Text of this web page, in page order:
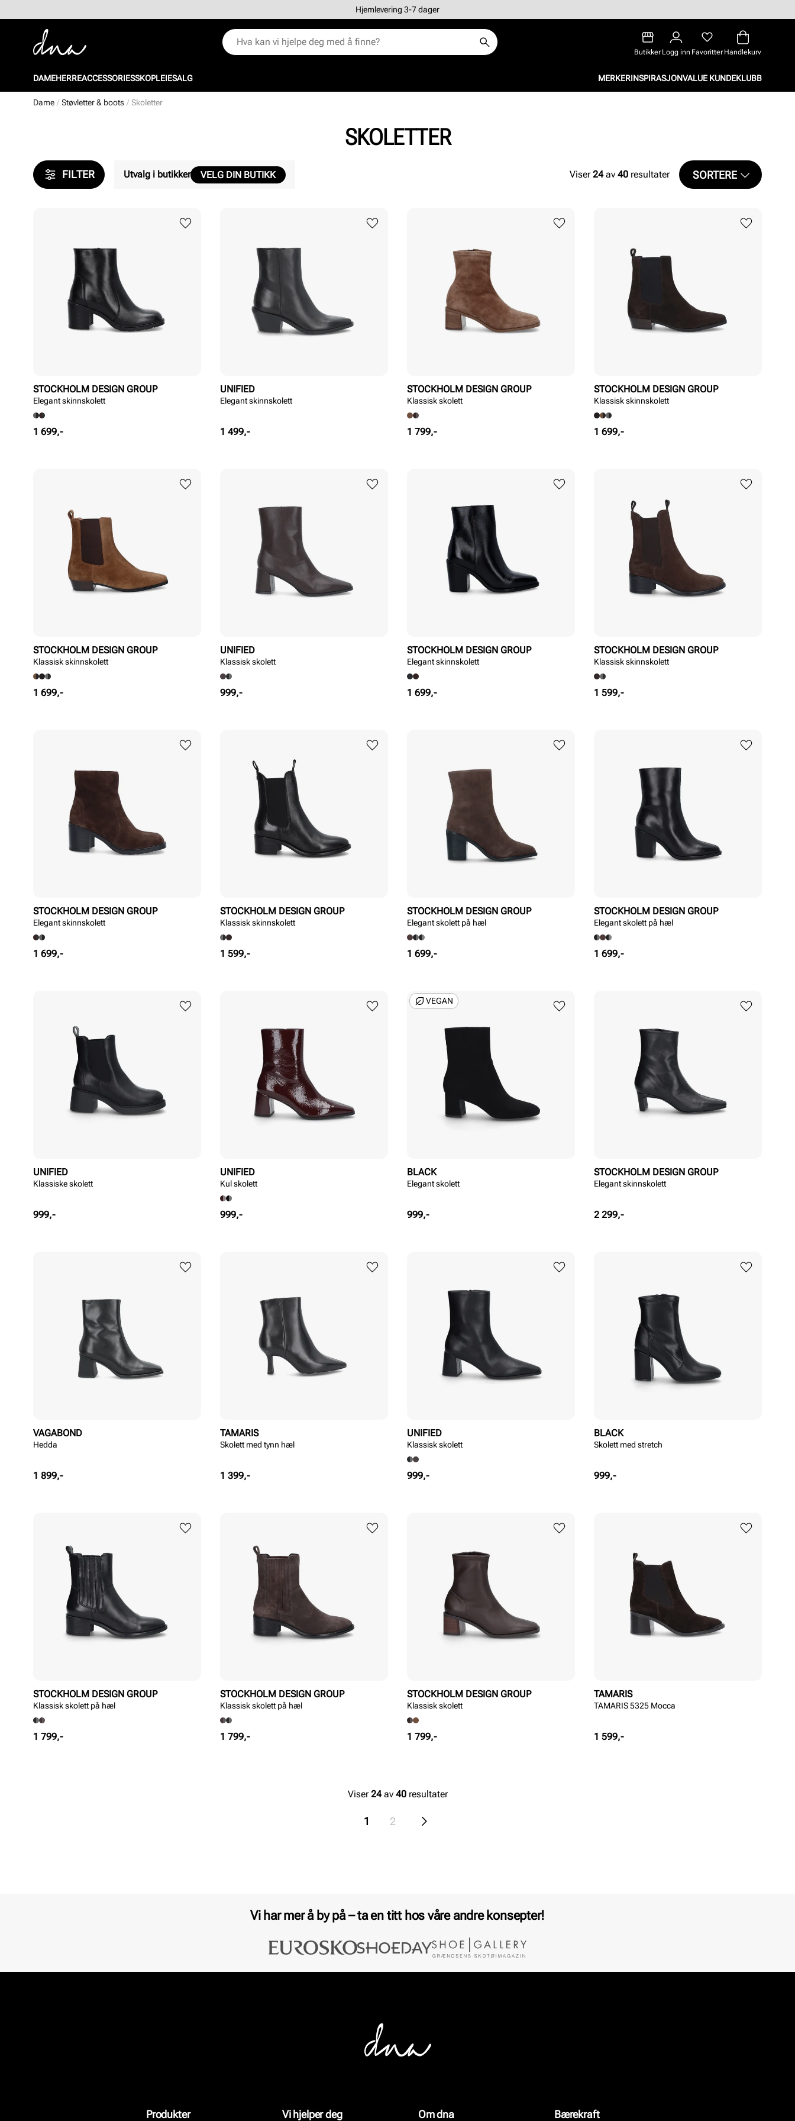
Hjemlevering 3-7 dager
Butikker Logg inn Favoritter Handlekurv
DAMEHERREACCESSORIESSKOPLEIESALG MERKERINSPIRASJONVALUE KUNDEKLUBB
Dame Støvletter & boots Skoletter
SKOLETTER
FILTER Utvalg i butikker VELG DIN BUTIKK Viser24av 40 resultater SORTERE
STOCKHOLM DESIGN GROUP
Elegant skinnskolett
Pris
1 699,-
UNIFIED
Elegant skinnskolett
Pris
1 499,-
STOCKHOLM DESIGN GROUP
Klassisk skolett
Pris
1 799,-
STOCKHOLM DESIGN GROUP
Klassisk skinnskolett
Pris
1 699,-
STOCKHOLM DESIGN GROUP
Klassisk skinnskolett
Pris
1 699,-
UNIFIED
Klassisk skolett
Pris
999,-
STOCKHOLM DESIGN GROUP
Elegant skinnskolett
Pris
1 699,-
STOCKHOLM DESIGN GROUP
Klassisk skinnskolett
Pris
1 599,-
STOCKHOLM DESIGN GROUP
Elegant skinnskolett
Pris
1 699,-
STOCKHOLM DESIGN GROUP
Klassisk skinnskolett
Pris
1 599,-
STOCKHOLM DESIGN GROUP
Elegant skolett på hæl
Pris
1 699,-
STOCKHOLM DESIGN GROUP
Elegant skolett på hæl
Pris
1 699,-
UNIFIED
Klassiske skolett
Pris
999,-
UNIFIED
Kul skolett
Pris
999,-
BLACK
Elegant skolett
Pris
999,-
VEGAN
STOCKHOLM DESIGN GROUP
Elegant skinnskolett
Pris
2 299,-
VAGABOND
Hedda
Pris
1 899,-
TAMARIS
Skolett med tynn hæl
Pris
1 399,-
UNIFIED
Klassisk skolett
Pris
999,-
BLACK
Skolett med stretch
Pris
999,-
STOCKHOLM DESIGN GROUP
Klassisk skolett på hæl
Pris
1 799,-
STOCKHOLM DESIGN GROUP
Klassisk skolett på hæl
Pris
1 799,-
STOCKHOLM DESIGN GROUP
Klassisk skolett
Pris
1 799,-
TAMARIS
TAMARIS 5325 Mocca
Pris
1 599,-
Viser24av 40resultater
1 2
Vi har mer å by på – ta en titt hos våre andre konsepter!
Produkter Vi hjelper deg Om dna Bærekraft